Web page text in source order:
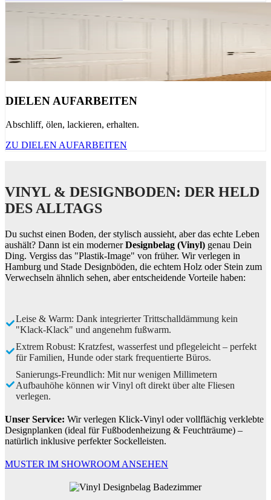
DIELEN AUFARBEITEN
Abschliff, ölen, lackieren, erhalten.
ZU DIELEN AUFARBEITEN
VINYL & DESIGNBODEN: DER HELD
DES ALLTAGS
Du suchst einen Boden, der stylisch aussieht, aber das echte Leben
aushält? Dann ist ein modernerDesignbelag (Vinyl) genau Dein
Ding. Vergiss das "Plastik-Image" von früher. Wir verlegen in
Hamburg und Stade Designböden, die echtem Holz oder Stein zum
Verwechseln ähnlich sehen, aber entscheidende Vorteile haben:
Leise & Warm: Dank integrierter Trittschalldämmung kein
"Klack-Klack" und angenehm fußwarm.
Extrem Robust: Kratzfest, wasserfest und pflegeleicht – perfekt
für Familien, Hunde oder stark frequentierte Büros.
Sanierungs-Freundlich: Mit nur wenigen Millimetern
Aufbauhöhe können wir Vinyl oft direkt über alte Fliesen
verlegen.
Unser Service: Wir verlegen Klick-Vinyl oder vollflächig verklebte
Designplanken (ideal für Fußbodenheizung & Feuchträume) –
natürlich inklusive perfekter Sockelleisten.
MUSTER IM SHOWROOM ANSEHEN